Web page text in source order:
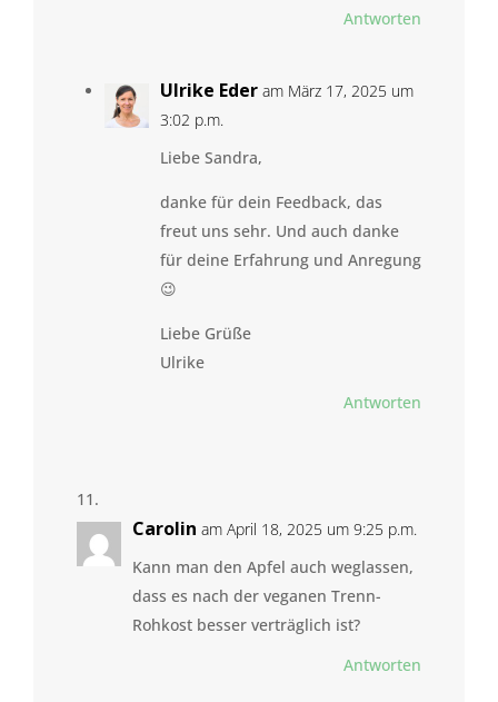
Antworten
Ulrike Eder am März 17, 2025 um
3:02 p.m.
Liebe Sandra,
danke für dein Feedback, das
freut uns sehr. Und auch danke
für deine Erfahrung und Anregung
😉
Liebe Grüße
Ulrike
Antworten
Carolin am April 18, 2025 um 9:25 p.m.
Kann man den Apfel auch weglassen,
dass es nach der veganen Trenn-
Rohkost besser verträglich ist?
Antworten